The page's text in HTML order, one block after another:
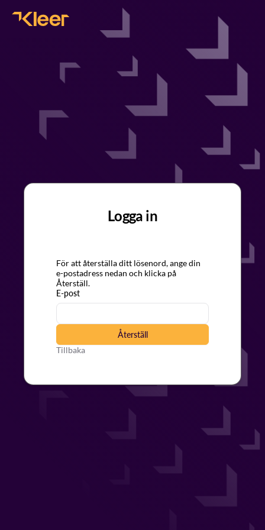
Logga in
För att återställa ditt lösenord, ange din
e-postadress nedan och klicka på
Återställ.
E-post
Återställ
Tillbaka